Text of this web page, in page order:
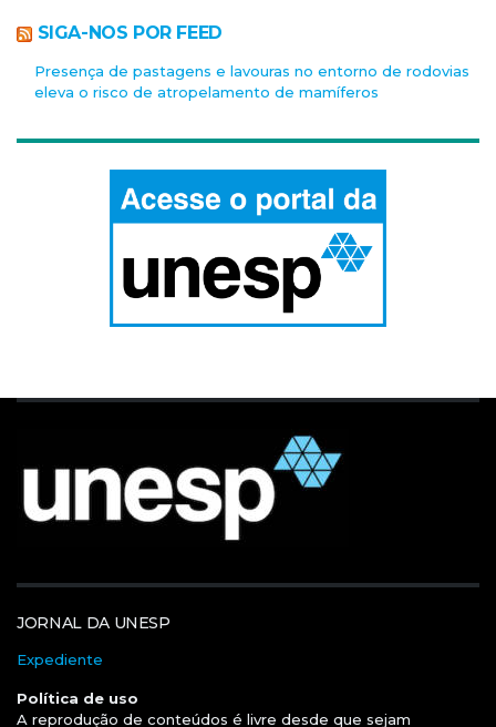
SIGA-NOS POR FEED
Presença de pastagens e lavouras no entorno de rodovias
eleva o risco de atropelamento de mamíferos
JORNAL DA UNESP
Expediente
Política de uso
A reprodução de conteúdos é livre desde que sejam